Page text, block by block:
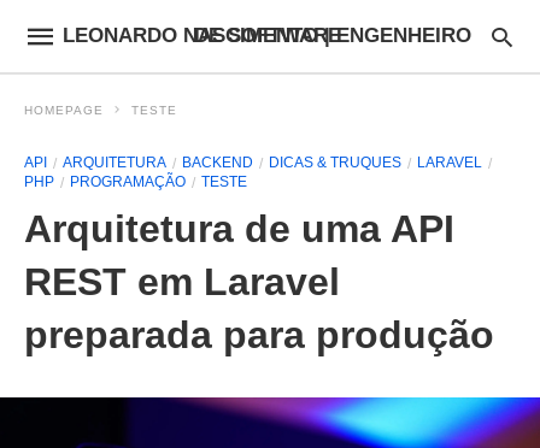
LEONARDO NASCIMENTO | ENGENHEIRO DE SOFTWARE
HOMEPAGE TESTE
API ARQUITETURA BACKEND DICAS & TRUQUES
LARAVEL
PHP
PROGRAMAÇÃO TESTE
Arquitetura de uma API
REST em Laravel
preparada para produção